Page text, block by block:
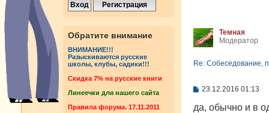
Обратите внимание
ВНИМАНИЕ!!!
Разыскиваются русские
школы, клубы, садики!!!
Cкидка 7% на русские книги
Линеечки для нашего сайта
Правила форума. 17.11.2011
Темная
Модератор
Re: Cобеседование,
С
о
23.12.2016 01:13
да, обычно и в